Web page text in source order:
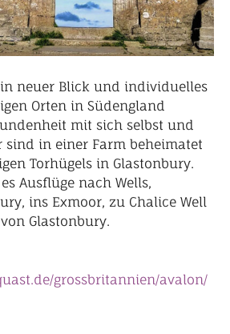
neuer Blick und individuelles
Orten in Südengland
mit sich selbst und
sind in einer Farm beheimatet
Torhügels in Glastonbury.
Ausflüge nach Wells,
ins Exmoor, zu Chalice Well
Glastonbury.
grossbritannien/avalon/